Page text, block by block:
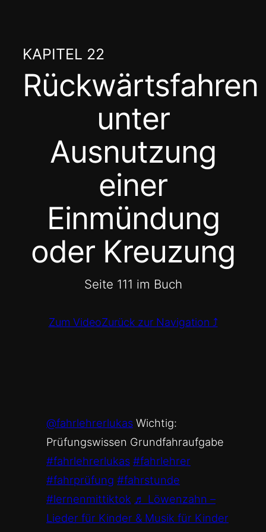
springen
KAPITEL 22
Rückwärtsfahren
unter
Ausnutzung
einer
Einmündung
oder Kreuzung
Seite 111 im Buch
Zum VideoZurück zur Navigation ⤴
@fahrlehrerlukas Wichtig:
Prüfungswissen Grundfahraufgabe
#fahrlehrerlukas #fahrlehrer
#fahrprüfung #fahrstunde
#lernenmittiktok ♬ Löwenzahn –
Lieder für Kinder & Musik für Kinder